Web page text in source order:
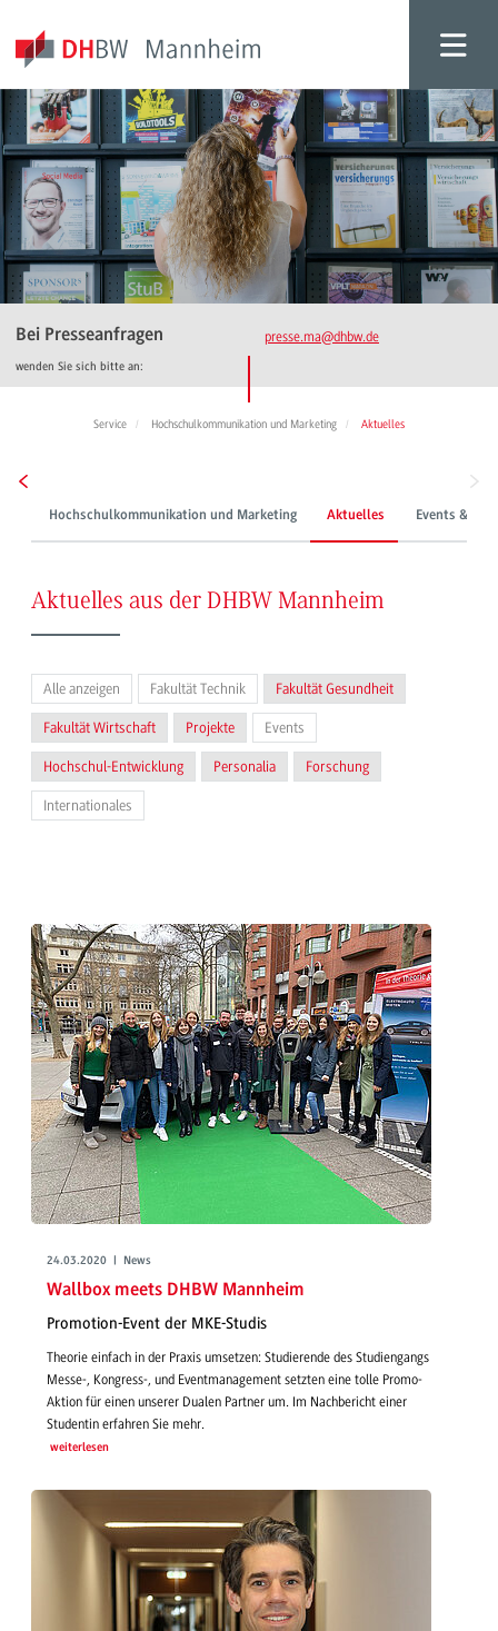
Bei Presseanfragen
wenden Sie sich bitte an:
presse.ma@dhbw.de
Service Hochschulkommunikation und Marketing Aktuelles
Hochschulkommunikation und Marketing Aktuelles Events &
Aktuelles aus der DHBW Mannheim
Alle anzeigen Fakultät Technik Fakultät Gesundheit
Fakultät Wirtschaft Projekte Events
Hochschul-Entwicklung Personalia Forschung
Internationales
24.03.2020 | News
Wallbox meets DHBW Mannheim
Promotion-Event der MKE-Studis
Theorie einfach in der Praxis umsetzen: Studierende des Studiengangs
Messe-, Kongress-, und Eventmanagement setzten eine tolle Promo-
Aktion für einen unserer Dualen Partner um. Im Nachbericht einer
Studentin erfahren Sie mehr.
weiterlesen